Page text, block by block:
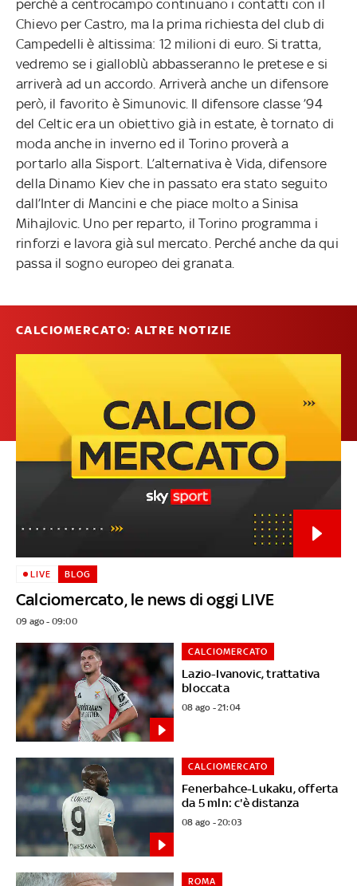
perché a centrocampo continuano i contatti con il
Chievo per Castro, ma la prima richiesta del club di
Campedelli è altissima: 12 milioni di euro. Si tratta,
vedremo se i gialloblù abbasseranno le pretese e si
arriverà ad un accordo. Arriverà anche un difensore
però, il favorito è Simunovic. Il difensore classe ’94
del Celtic era un obiettivo già in estate, è tornato di
moda anche in inverno ed il Torino proverà a
portarlo alla Sisport. L’alternativa è Vida, difensore
della Dinamo Kiev che in passato era stato seguito
dall’Inter di Mancini e che piace molto a Sinisa
Mihajlovic. Uno per reparto, il Torino programma i
rinforzi e lavora già sul mercato. Perché anche da qui
passa il sogno europeo dei granata.
CALCIOMERCATO: ALTRE NOTIZIE
Calciomercato, le news di oggi LIVE
LIVE BLOG
09 ago - 09:00
Lazio-Ivanovic, trattativa
bloccata
CALCIOMERCATO
08 ago - 21:04
Fenerbahce-Lukaku, offerta
da 5 mln: c'è distanza
CALCIOMERCATO
08 ago - 20:03
ROMA